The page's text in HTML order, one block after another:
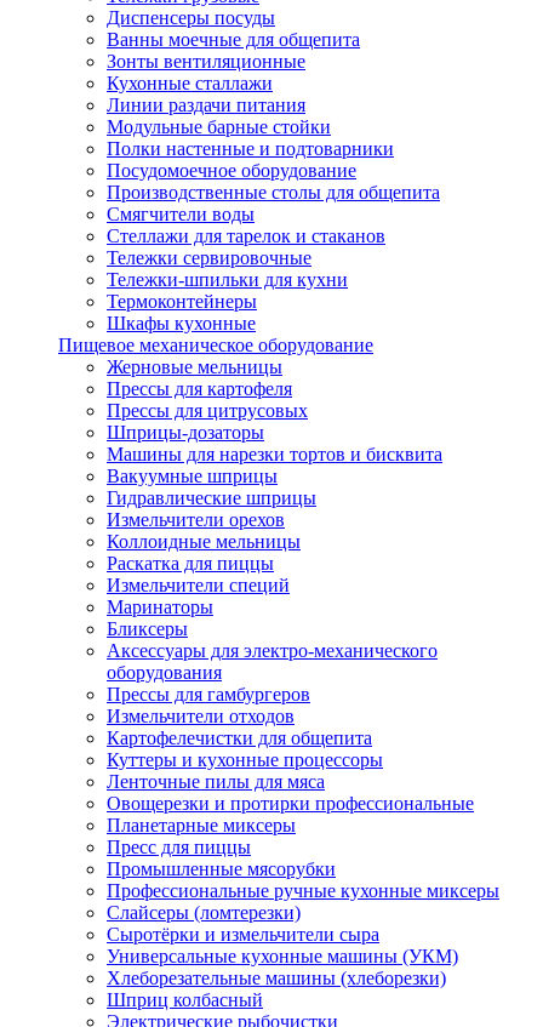
Диспенсеры посуды
Ванны моечные для общепита
Зонты вентиляционные
Кухонные сталлажи
Линии раздачи питания
Модульные барные стойки
Полки настенные и подтоварники
Посудомоечное оборудование
Производственные столы для общепита
Смягчители воды
Стеллажи для тарелок и стаканов
Тележки сервировочные
Тележки-шпильки для кухни
Термоконтейнеры
Шкафы кухонные
Пищевое механическое оборудование
Жерновые мельницы
Прессы для картофеля
Прессы для цитрусовых
Шприцы-дозаторы
Машины для нарезки тортов и бисквита
Вакуумные шприцы
Гидравлические шприцы
Измельчители орехов
Коллоидные мельницы
Раскатка для пиццы
Измельчители специй
Маринаторы
Бликсеры
Аксессуары для электро-механического
оборудования
Прессы для гамбургеров
Измельчители отходов
Картофелечистки для общепита
Куттеры и кухонные процессоры
Ленточные пилы для мяса
Овощерезки и протирки профессиональные
Планетарные миксеры
Пресс для пиццы
Промышленные мясорубки
Профессиональные ручные кухонные миксеры
Слайсеры (ломтерезки)
Сыротёрки и измельчители сыра
Универсальные кухонные машины (УКМ)
Хлеборезательные машины (хлеборезки)
Шприц колбасный
Электрические рыбочистки